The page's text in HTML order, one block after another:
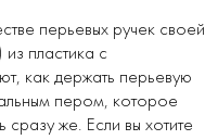
перьевых ручек своей
пластика с
как держать перьевую
пером, которое
же. Если вы хотите